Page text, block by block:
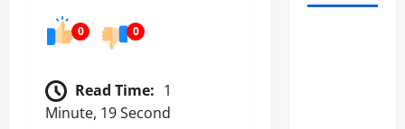
0 0
Read Time: 1
Minute, 19 Second